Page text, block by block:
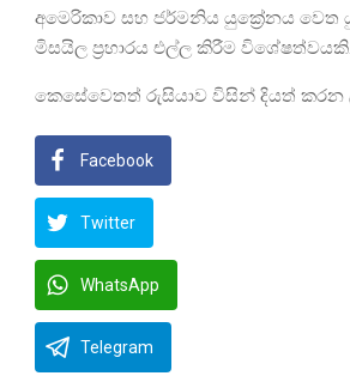
අමෙරිකාව සහ ජර්මනිය යුක්‍රේනය වෙත
මිසයිල ප්‍රහාරය එල්ල කිරීම විශේෂත්වයකි.
කෙසේවෙතත් රුසියාව විසින් දියත් කරන
Facebook
Twitter
WhatsApp
Telegram